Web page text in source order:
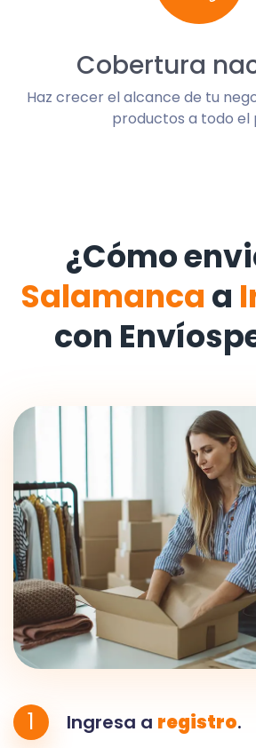
Cobertura
Haz crecer el alcance de tu
productos a todo el
¿Cómo
Salamanca a
con
1 Ingresa a registro.